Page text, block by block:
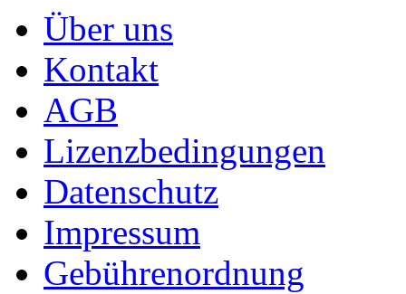
Über uns
Kontakt
AGB
Lizenzbedingungen
Datenschutz
Impressum
Gebührenordnung